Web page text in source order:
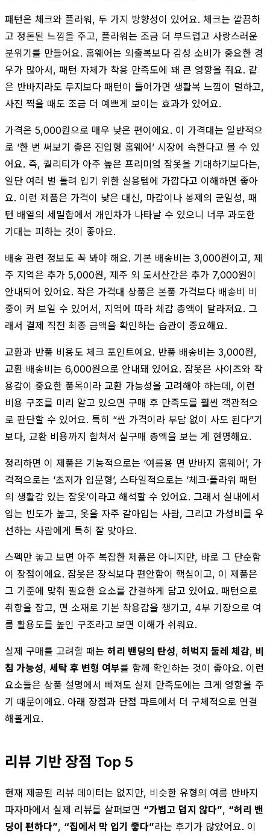
패턴은 체크와 플라워, 두 가지 방향성이 있어요. 체크는 깔끔하
고 정돈된 느낌을 주고, 플라워는 조금 더 부드럽고 사랑스러운
분위기를 만들어요. 홈웨어는 외출복보다 감성 소비가 중요한 경
우가 많아서, 패턴 자체가 착용 만족도에 꽤 큰 영향을 줘요. 같
은 반바지라도 무지보다 패턴이 들어가면 생활복 느낌이 덜하고,
사진 찍을 때도 조금 더 예쁘게 보이는 효과가 있어요.
가격은 5,000원으로 매우 낮은 편이에요. 이 가격대는 일반적으
로 ‘한 번 써보기 좋은 진입형 홈웨어’ 시장에 속한다고 볼 수 있
어요. 즉, 퀄리티가 아주 높은 프리미엄 잠옷을 기대하기보다는,
일단 여러 벌 돌려 입기 위한 실용템에 가깝다고 이해하면 좋아
요. 이런 제품은 가격이 낮은 대신, 마감이나 봉제의 균일성, 패
턴 배열의 세밀함에서 개인차가 나타날 수 있으니 너무 과도한
기대는 피하는 것이 좋아요.
배송 관련 정보도 꼭 봐야 해요. 기본 배송비는 3,000원이고, 제
주 지역은 추가 5,000원, 제주 외 도서산간은 추가 7,000원이
안내되어 있어요. 작은 가격대 상품은 본품 가격보다 배송비 비
중이 커 보일 수 있어서, 지역에 따라 체감 총액이 달라져요. 그
래서 결제 직전 최종 금액을 확인하는 습관이 중요해요.
교환과 반품 비용도 체크 포인트예요. 반품 배송비는 3,000원,
교환 배송비는 6,000원으로 안내돼 있어요. 잠옷은 사이즈와 착
용감이 중요한 품목이라 교환 가능성을 고려해야 하는데, 이런
비용 구조를 미리 알고 있으면 구매 후 만족도를 훨씬 객관적으
로 판단할 수 있어요. 특히 “싼 가격이라 부담 없이 사도 된다”기
보다, 교환 비용까지 합쳐서 실구매 총액을 보는 게 현명해요.
정리하면 이 제품은 기능적으로는 ‘여름용 면 반바지 홈웨어’, 가
격적으로는 ‘초저가 입문형’, 스타일적으로는 ‘체크·플라워 패턴
의 생활감 있는 잠옷’이라고 해석할 수 있어요. 그래서 실내에서
입는 빈도가 높고, 옷을 자주 갈아입는 사람, 그리고 가성비를 우
선하는 사람에게 특히 잘 맞아요.
스펙만 놓고 보면 아주 복잡한 제품은 아니지만, 바로 그 단순함
이 장점이에요. 잠옷은 장식보다 편안함이 핵심이고, 이 제품은
그 기준에 맞춰 필요한 요소를 간결하게 담고 있어요. 패턴으로
취향을 잡고, 면 소재로 기본 착용감을 챙기고, 4부 기장으로 여
름 활용도를 높인 구조라고 보면 이해가 쉬워요.
실제 구매를 고려할 때는 허리 밴딩의 탄성, 허벅지 둘레 체감, 비
침 가능성, 세탁 후 변형 여부를 함께 확인하는 것이 좋아요. 이런
요소들은 상품 설명에서 빠져도 실제 만족도에는 크게 영향을 주
기 때문이에요. 아래 장점과 단점 파트에서 더 구체적으로 연결
해볼게요.
리뷰 기반 장점 Top 5
현재 제공된 리뷰 데이터는 없지만, 비슷한 유형의 여름 반바지
파자마에서 실제 리뷰를 살펴보면 “가볍고 덥지 않다”, “허리 밴
딩이 편하다”, “집에서 막 입기 좋다”라는 후기가 많았어요. 이